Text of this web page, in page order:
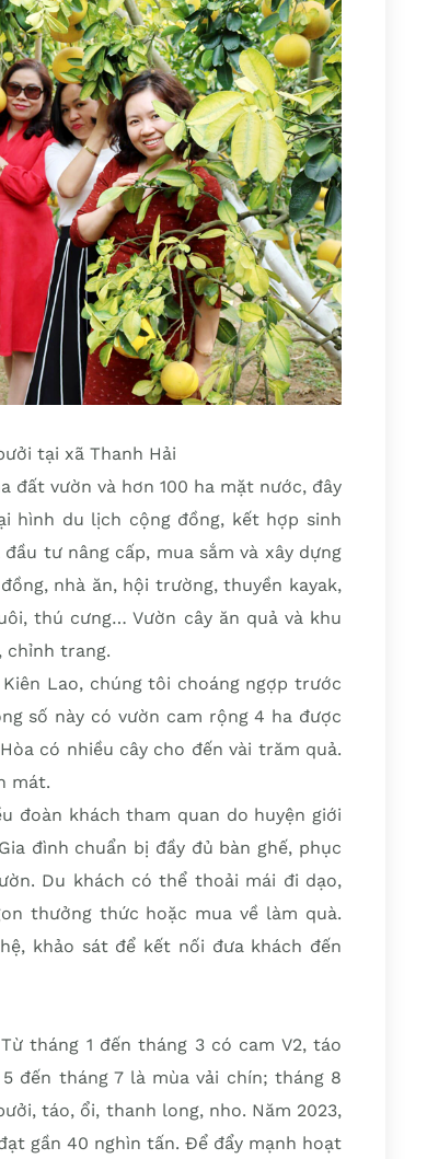
tại xã Thanh Hải
đất vườn và hơn 100 ha mặt nước, đây
hình du lịch cộng đồng, kết hợp sinh
tư nâng cấp, mua sắm và xây dựng
nhà ăn, hội trường, thuyền kayak,
thú cưng… Vườn cây ăn quả và khu
chỉnh trang.
Lao, chúng tôi choáng ngợp trước
số này có vườn cam rộng 4 ha được
có nhiều cây cho đến vài trăm quả.
mát.
đoàn khách tham quan do huyện giới
đình chuẩn bị đầy đủ bàn ghế, phục
Du khách có thể thoải mái đi dạo,
thưởng thức hoặc mua về làm quà.
khảo sát để kết nối đưa khách đến
tháng 1 đến tháng 3 có cam V2, táo
đến tháng 7 là mùa vải chín; tháng 8
táo, ổi, thanh long, nho. Năm 2023,
gần 40 nghìn tấn. Để đẩy mạnh hoạt